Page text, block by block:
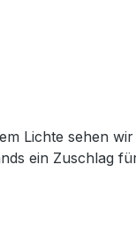
ein Zuschlag